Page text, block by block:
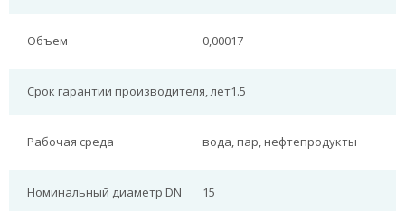
Объем 0,00017
Срок гарантии производителя, лет1.5
Рабочая среда вода, пар, нефтепродукты
Номинальный диаметр DN 15